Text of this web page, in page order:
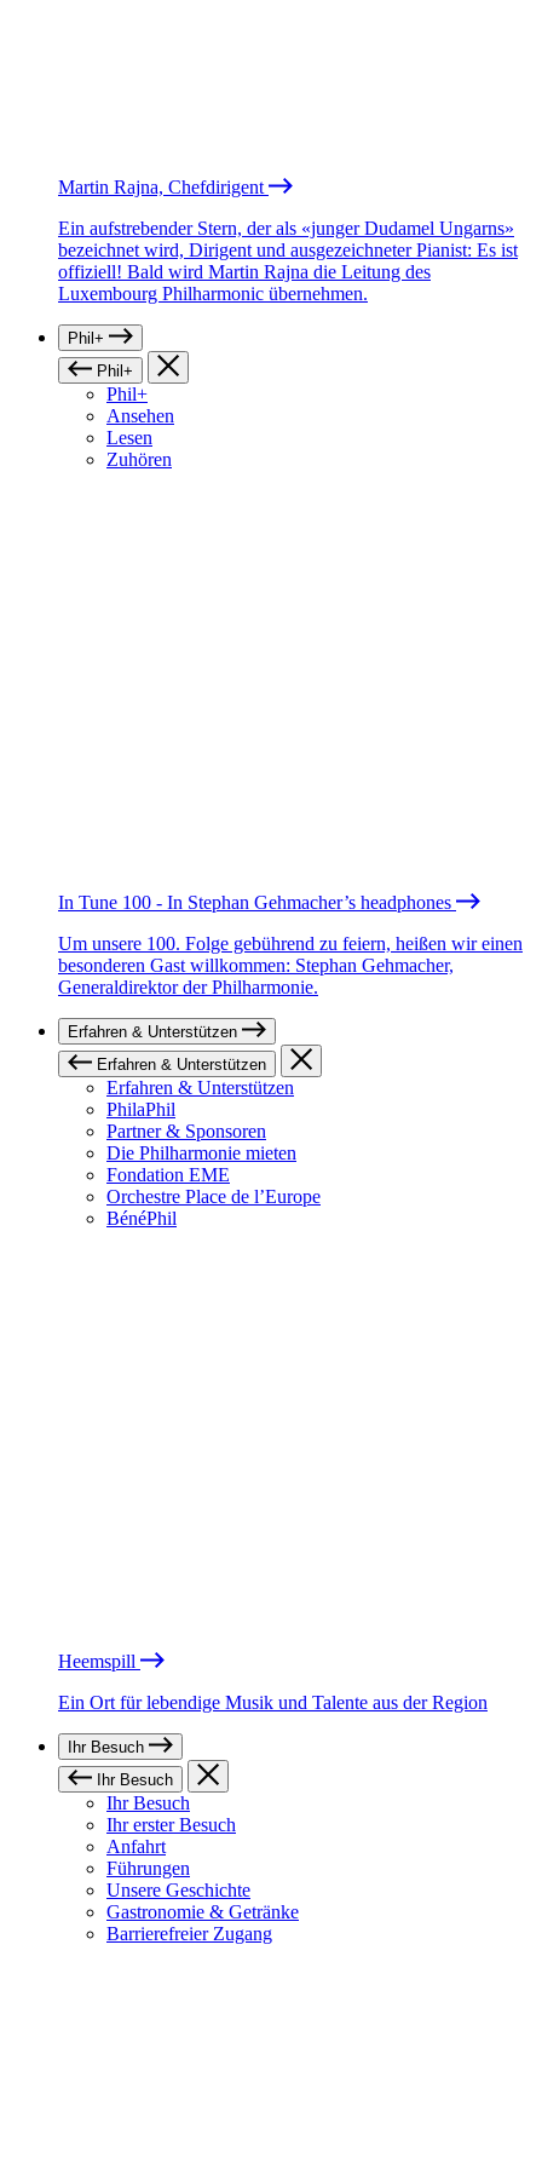
Martin Rajna, Chefdirigent
Ein aufstrebender Stern, der als «junger Dudamel Ungarns»
bezeichnet wird, Dirigent und ausgezeichneter Pianist: Es ist
offiziell! Bald wird Martin Rajna die Leitung des
Luxembourg Philharmonic übernehmen.
Phil+
Phil+
Phil+
Ansehen
Lesen
Zuhören
In Tune 100 - In Stephan Gehmacher’s headphones
Um unsere 100. Folge gebührend zu feiern, heißen wir einen
besonderen Gast willkommen: Stephan Gehmacher,
Generaldirektor der Philharmonie.
Erfahren & Unterstützen
Erfahren & Unterstützen
Erfahren & Unterstützen
PhilaPhil
Partner & Sponsoren
Die Philharmonie mieten
Fondation EME
Orchestre Place de l’Europe
BénéPhil
Heemspill
Ein Ort für lebendige Musik und Talente aus der Region
Ihr Besuch
Ihr Besuch
Ihr Besuch
Ihr erster Besuch
Anfahrt
Führungen
Unsere Geschichte
Gastronomie & Getränke
Barrierefreier Zugang